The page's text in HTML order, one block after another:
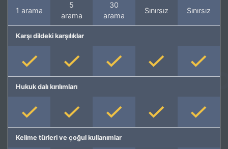
1 arama
5
arama
30
arama
Sınırsız Sınırsız
Karşı dildeki karşılıklar
Hukuk dalı kırılımları
Kelime türleri ve çoğul kullanımlar